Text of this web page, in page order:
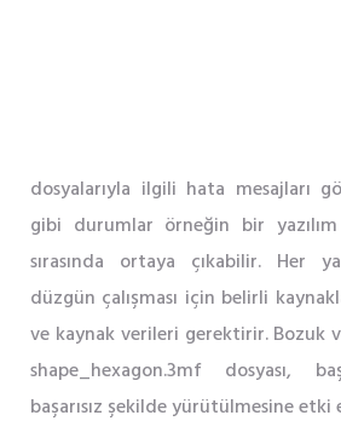
dosyalarıyla ilgili hata mesajları
gibi durumlar örneğin bir
sırasında ortaya çıkabilir. Her
düzgün çalışması için belirli
ve kaynak verileri gerektirir. Bozuk
shape_hexagon.3mf dosyası,
başarısız şekilde yürütülmesine etki